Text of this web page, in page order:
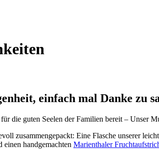
einfach mal Danke zu
die guten Seelen der Familien bereit – Unser
zusammengepackt: Eine Flasche unserer
einen handgemachten Marienthaler